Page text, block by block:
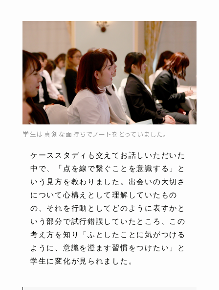
学生は真剣な面持ちでノートをとっていました。
ケーススタディも交えてお話しいただいた
中で、「点を線で繋ぐことを意識する」と
いう見方を教わりました。出会いの大切さ
について心構えとして理解していたもの
の、それを行動としてどのように表すかと
いう部分で試行錯誤していたところ、この
考え方を知り「ふとしたことに気がつける
ように、意識を澄ます習慣をつけたい」と
学生に変化が見られました。